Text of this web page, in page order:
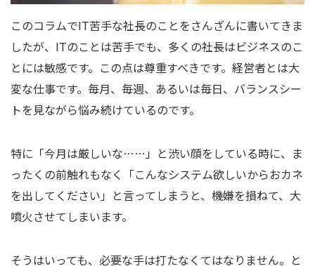
このコラムでIT苦手な社長のことをさんざんに書いてきま
したが、ITのことは苦手でも、多くの社長はビジネスのこ
とには敏感です。この点は尊重すべきです。経営者とは大
変な仕事です。毎月、毎週、あるいは毎日、バランスシー
トを見ながら悩み続けているのです。
特に「今月は厳しいな……」と渋い顔をしている時に、ま
ったくの前触れもなく「こんなシステム欲しいからおカネ
を出してください」と言ってしまうと、機嫌を損ねて、大
噴火させてしまいます。
そうはいっても、必要な手は打たなくてはなりません。と